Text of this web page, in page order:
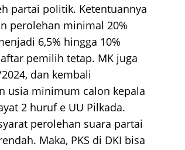
partai politik. Ketentuannya
perolehan minimal 20%
6,5% hingga 10%
pemilih tetap. MK juga
dan kembali
usia minimum calon kepala
2 huruf e UU Pilkada.
perolehan suara partai
Maka, PKS di DKI bisa